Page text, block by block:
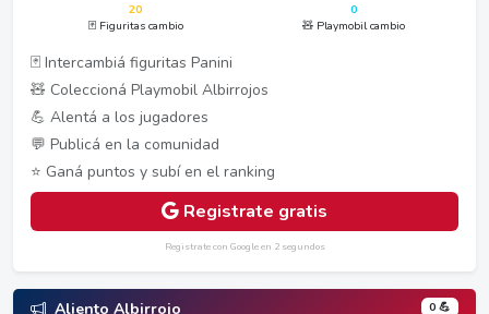
20
🃏 Figuritas cambio
0
🧸 Playmobil cambio
🃏 Intercambiá figuritas Panini
🧸 Coleccioná Playmobil Albirrojos
💪 Alentá a los jugadores
💬 Publicá en la comunidad
⭐ Ganá puntos y subí en el ranking
Registrate gratis
Registrate con Google en 2 segundos
Aliento Albirrojo 0 💪